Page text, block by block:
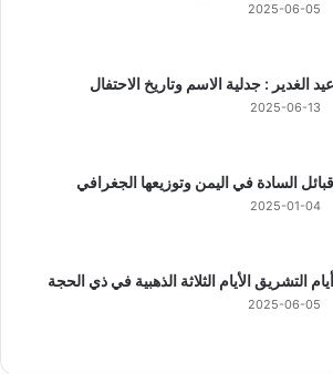
2025-06-05
عيد الغدير : جدلية الاسم وتاريخ الاحتفال
2025-06-13
قبائل السادة في اليمن وتوزيعها الجغرافي
2025-01-04
أيام التشريق الأيام الثلاثة الذهبية في ذي الحجة
2025-06-05